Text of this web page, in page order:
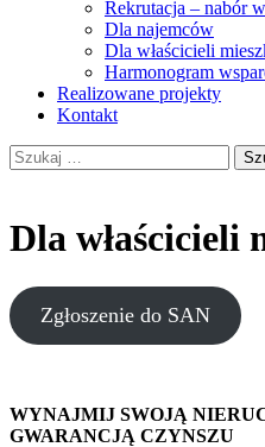
Rekrutacja – nabór
Dla najemców
Dla właścicieli
Harmonogram
Realizowane projekty
Kontakt
Szukaj:
Dla właścicieli
Zgłoszenie do SAN
WYNAJMIJ SWOJĄ
GWARANCJĄ CZYNSZU